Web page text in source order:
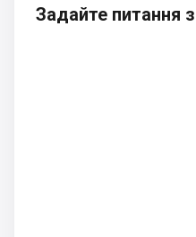
Задайте питання